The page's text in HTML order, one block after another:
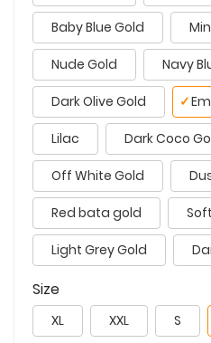
Baby Blue Gold
Nude Gold Navy
Dark Olive Gold ✓
Lilac Dark Coco
Off White Gold
Red bata gold
Light Grey Gold
Size
XL XXL S